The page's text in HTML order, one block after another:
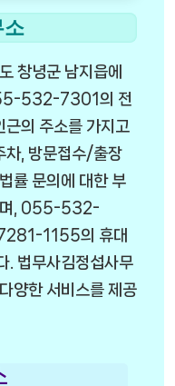
소
창녕군 남지읍에
532-7301의 전
의 주소를 가지고
차, 방문접수/출장
률 문의에 대한 부
며, 055-532-
1155의 휴대
. 법무사김정섭사무
양한 서비스를 제공